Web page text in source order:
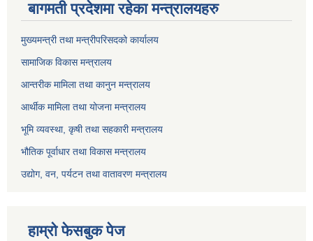
बागमती प्रदेशमा रहेका मन्त्रालयहरु
मुख्यमन्त्री तथा मन्त्रीपरिसदको कार्यालय
सामाजिक विकास मन्त्रालय
आन्तरीक मामिला तथा कानुन मन्त्रालय
आर्थीक मामिला तथा योजना मन्त्रालय
भूमि व्यवस्था, कृषी तथा सहकारी मन्त्रालय
भौतिक पूर्वाधार तथा विकास मन्त्रालय
उद्योग, वन, पर्यटन तथा वातावरण मन्त्रालय
हाम्रो फेसबुक पेज